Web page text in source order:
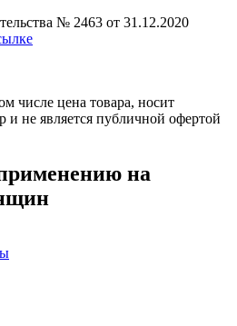
№ 2463 от 31.12.2020
числе цена товара, носит
и не является публичной офертой
на